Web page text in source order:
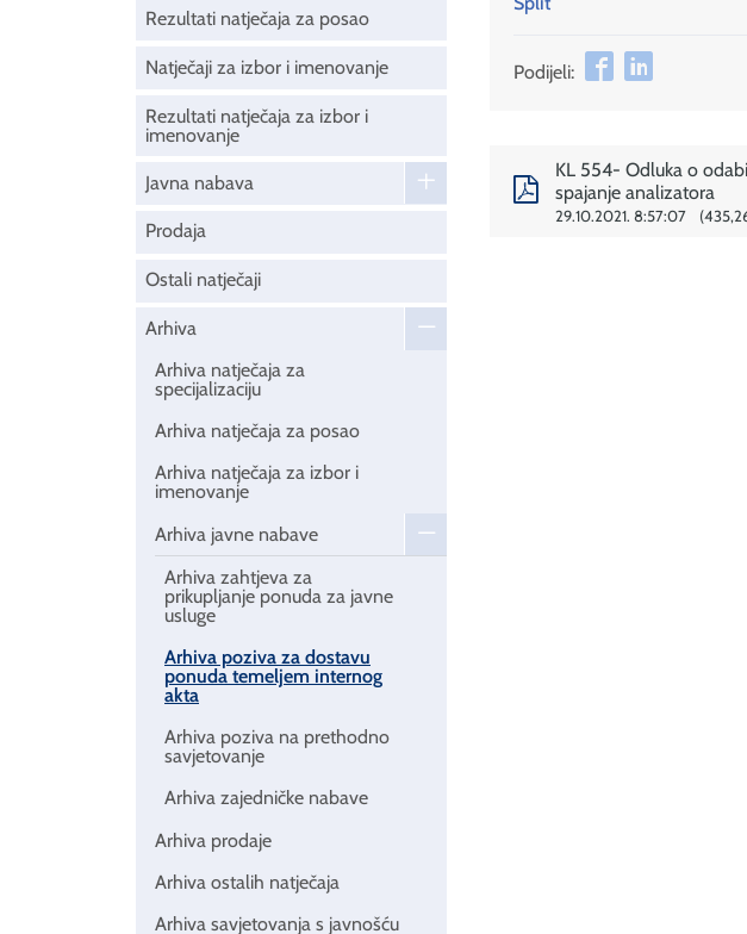
Rezultati natječaja za posao
Natječaji za izbor i imenovanje
Rezultati natječaja za izbor i
imenovanje
Javna nabava
Prodaja
Ostali natječaji
Arhiva
Arhiva natječaja za
specijalizaciju
Arhiva natječaja za posao
Arhiva natječaja za izbor i
imenovanje
Arhiva javne nabave
Arhiva zahtjeva za
prikupljanje ponuda za javne
usluge
Arhiva poziva za dostavu
ponuda temeljem internog
akta
Arhiva poziva na prethodno
savjetovanje
Arhiva zajedničke nabave
Arhiva prodaje
Arhiva ostalih natječaja
Arhiva savjetovanja s javnošću
Podijeli:
KL 554- Odluka o
spajanje analizatora
29.10.2021. 8:57:07